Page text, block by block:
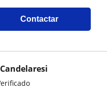
Contactar